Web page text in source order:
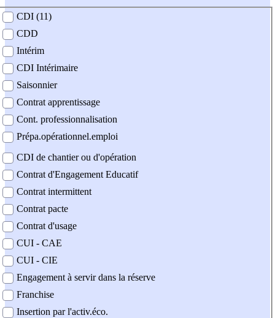
contrat
CDI (11)
CDD
Intérim
CDI Intérimaire
Saisonnier
Contrat apprentissage
Cont. professionnalisation
Prépa.opérationnel.emploi
CDI de chantier ou d'opération
Contrat d'Engagement Educatif
Contrat intermittent
Contrat pacte
Contrat d'usage
CUI - CAE
CUI - CIE
Engagement à servir dans la réserve
Franchise
Insertion par l'activ.éco.